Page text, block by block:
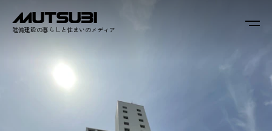
睦備建設の暮らしと住まいのメディア